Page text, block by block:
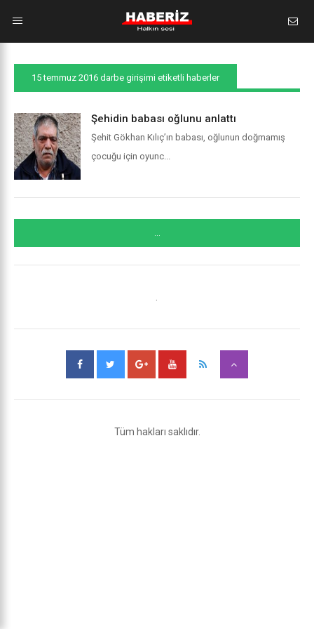
15 temmuz 2016 darbe girişimi etiketli haberler
Şehidin babası oğlunu anlattı
Şehit Gökhan Kılıç’ın babası, oğlunun doğmamış
çocuğu için oyunc...
...
Tüm hakları saklıdır.